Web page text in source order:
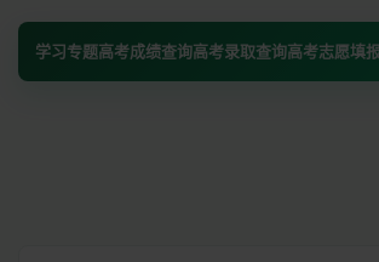
学习专题高考成绩查询高考录取查询高考志愿填